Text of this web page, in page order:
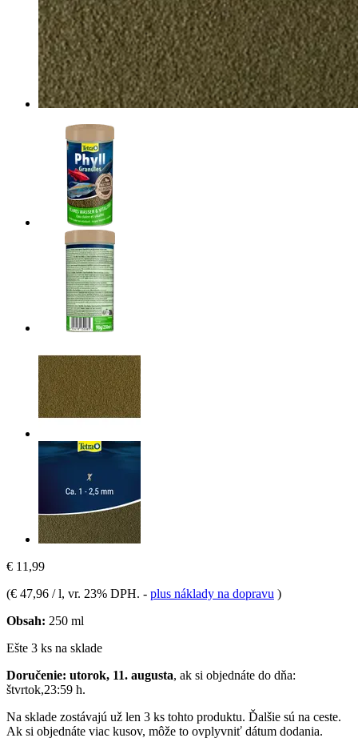
€ 11,99
(€ 47,96 / l, vr. 23% DPH. - plus náklady na dopravu )
Obsah: 250 ml
Ešte 3 ks na sklade
Doručenie: utorok, 11. augusta, ak si objednáte do dňa:
štvrtok,23:59 h.
Na sklade zostávajú už len 3 ks tohto produktu. Ďalšie sú na ceste.
Ak si objednáte viac kusov, môže to ovplyvniť dátum dodania.